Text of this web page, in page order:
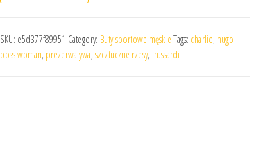
SKU: e5d377f89951 Category: Buty sportowe męskie Tags: charlie, hugo
boss woman, prezerwatywa, szcztuczne rzesy, trussardi